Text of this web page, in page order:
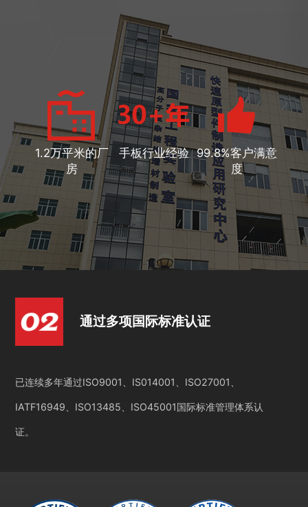
1.2万平米的厂
房
手板行业经验 99.8%客户满意
度
通过多项国际标准认证
已连续多年通过ISO9001、IS014001、ISO27001、
IATF16949、ISO13485、ISO45001国际标准管理体系认
证。